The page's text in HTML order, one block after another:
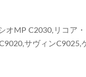
MP C2030,リコア
サヴィンC9025,